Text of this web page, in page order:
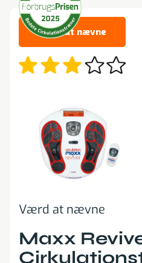
Værd at nævne
Værd at nævne
Maxx